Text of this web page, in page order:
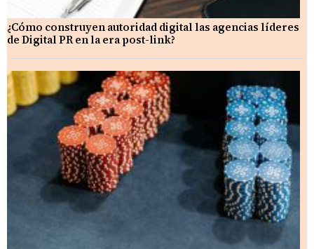
¿Cómo construyen autoridad digital las agencias líderes
de Digital PR en la era post-link?